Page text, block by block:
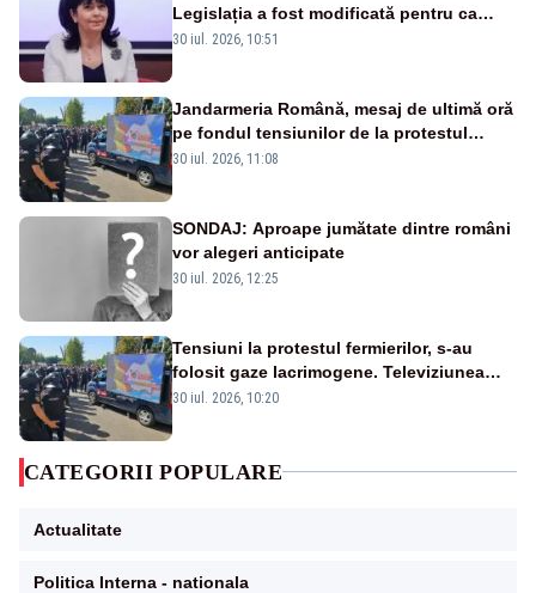
Legislația a fost modificată pentru ca
posturile din spitale să fie deblocate
30 iul. 2026, 10:51
Jandarmeria Română, mesaj de ultimă oră
pe fondul tensiunilor de la protestul
masiv al fermierilor - VIDEO
30 iul. 2026, 11:08
SONDAJ: Aproape jumătate dintre români
vor alegeri anticipate
30 iul. 2026, 12:25
Tensiuni la protestul fermierilor, s-au
folosit gaze lacrimogene. Televiziunea
Poporului face apel la calm – LIVE TEXT
30 iul. 2026, 10:20
CATEGORII POPULARE
Actualitate
Politica Interna - nationala